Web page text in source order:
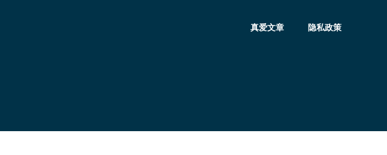
真爱文章 隐私政策